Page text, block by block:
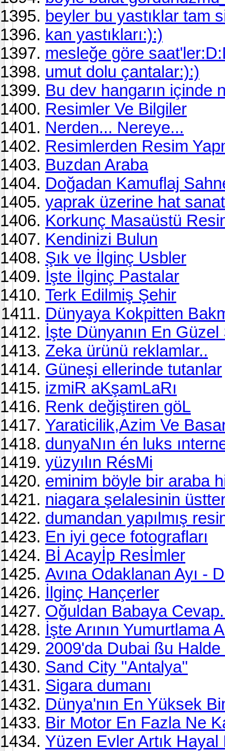
beyler bu yastıklar tam
kan yastıkları:):)
mesleğe göre
umut dolu çantalar:):)
Bu dev hangarın içinde
Resimler Ve Bilgiler
Nerden... Nereye...
Resimlerden Resim
Buzdan Araba
Doğadan Kamuflaj
yaprak üzerine hat
Korkunç Masaüstü
Kendinizi Bulun
Şık ve İlginç Usbler
İşte İlginç Pastalar
Terk Edilmiş Şehir
Dünyaya Kokpitten
İşte Dünyanın En
Zeka ürünü reklamlar..
Güneşi ellerinde tutanlar
izmiR aKşamLaRı
Renk değiştiren göL
Yaraticilik,Azim Ve
dunyaNın én luks
yüzyılın RésMi
eminim böyle bir araba
niagara şelalesinin
dumandan yapılmış
En iyi gece fotografları
Bİ Acayİp Resİmler
Avına Odaklanan Ayı -
İlginç Hançerler
Oğuldan Babaya
İşte Arının Yumurtlama
2009'da Dubai ßu
Sand City ''Antalya''
Sigara dumanı
Dünya'nın En Yüksek
Bir Motor En Fazla Ne
Yüzen Evler Artık Hayal